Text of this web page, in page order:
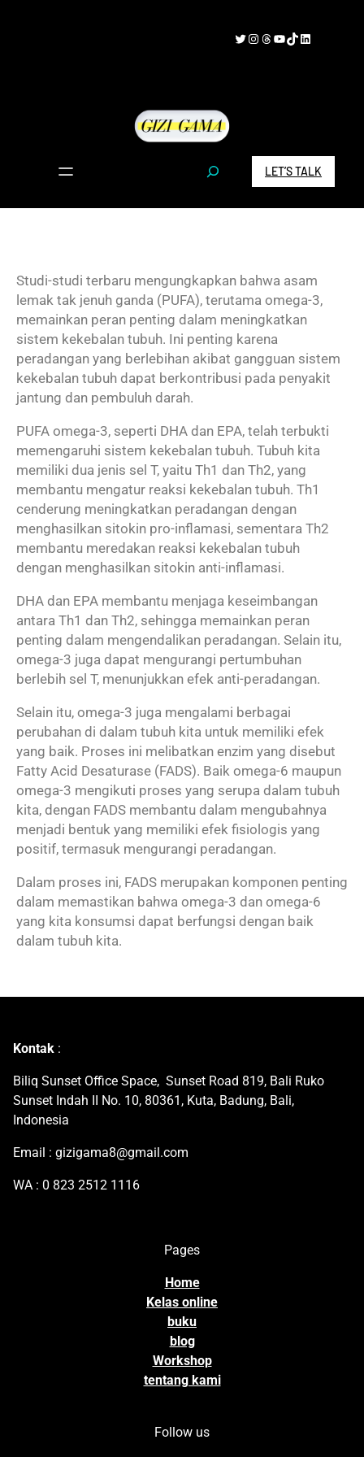
Twitter Instagram Threads YouTube TikTok LinkedIn
S
e
LET’S TALK
Studi-studi terbaru mengungkapkan bahwa asam
lemak tak jenuh ganda (PUFA), terutama omega-3,
memainkan peran penting dalam meningkatkan
sistem kekebalan tubuh. Ini penting karena
peradangan yang berlebihan akibat gangguan sistem
kekebalan tubuh dapat berkontribusi pada penyakit
jantung dan pembuluh darah.
PUFA omega-3, seperti DHA dan EPA, telah terbukti
memengaruhi sistem kekebalan tubuh. Tubuh kita
memiliki dua jenis sel T, yaitu Th1 dan Th2, yang
membantu mengatur reaksi kekebalan tubuh. Th1
cenderung meningkatkan peradangan dengan
menghasilkan sitokin pro-inflamasi, sementara Th2
membantu meredakan reaksi kekebalan tubuh
dengan menghasilkan sitokin anti-inflamasi.
DHA dan EPA membantu menjaga keseimbangan
antara Th1 dan Th2, sehingga memainkan peran
penting dalam mengendalikan peradangan. Selain itu,
omega-3 juga dapat mengurangi pertumbuhan
berlebih sel T, menunjukkan efek anti-peradangan.
Selain itu, omega-3 juga mengalami berbagai
perubahan di dalam tubuh kita untuk memiliki efek
yang baik. Proses ini melibatkan enzim yang disebut
Fatty Acid Desaturase (FADS). Baik omega-6 maupun
omega-3 mengikuti proses yang serupa dalam tubuh
kita, dengan FADS membantu dalam mengubahnya
menjadi bentuk yang memiliki efek fisiologis yang
positif, termasuk mengurangi peradangan.
Dalam proses ini, FADS merupakan komponen penting
dalam memastikan bahwa omega-3 dan omega-6
yang kita konsumsi dapat berfungsi dengan baik
dalam tubuh kita.
Kontak :
Biliq Sunset Office Space, Sunset Road 819, Bali Ruko
Sunset Indah II No. 10, 80361, Kuta, Badung, Bali,
Indonesia
Email : gizigama8@gmail.com
WA : 0 823 2512 1116
Pages
Home
Kelas online
buku
blog
Workshop
tentang kami
Follow us